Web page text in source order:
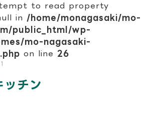
to read property
in /home/monagasaki/mo-
public_html/wp-
mo-nagasaki-
on line 26
ッチン